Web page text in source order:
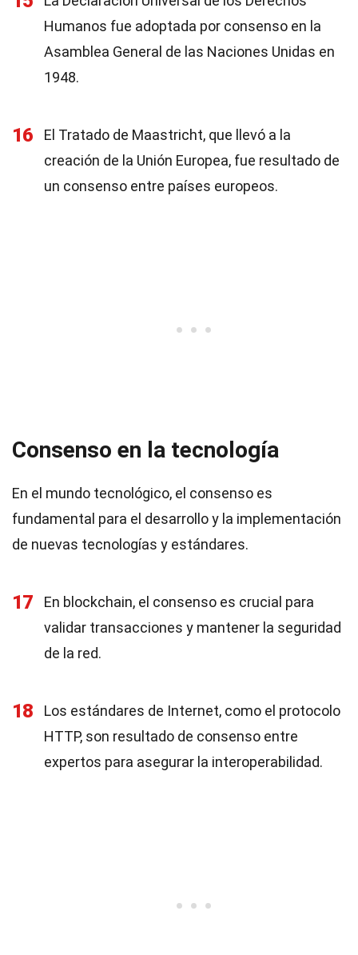
Humanos fue adoptada por consenso en la
Asamblea General de las Naciones Unidas en
1948.
16
El Tratado de Maastricht, que llevó a la
creación de la Unión Europea, fue resultado de
un consenso entre países europeos.
Consenso en la tecnología
En el mundo tecnológico, el consenso es
fundamental para el desarrollo y la implementación
de nuevas tecnologías y estándares.
17
En blockchain, el consenso es crucial para
validar transacciones y mantener la seguridad
de la red.
18
Los estándares de Internet, como el protocolo
HTTP, son resultado de consenso entre
expertos para asegurar la interoperabilidad.